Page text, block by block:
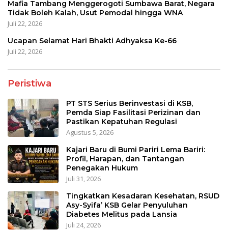
Mafia Tambang Menggerogoti Sumbawa Barat, Negara
Tidak Boleh Kalah, Usut Pemodal hingga WNA
Juli 22, 2026
Ucapan Selamat Hari Bhakti Adhyaksa Ke-66
Juli 22, 2026
Peristiwa
PT STS Serius Berinvestasi di KSB,
Pemda Siap Fasilitasi Perizinan dan
Pastikan Kepatuhan Regulasi
Agustus 5, 2026
Kajari Baru di Bumi Pariri Lema Bariri:
Profil, Harapan, dan Tantangan
Penegakan Hukum
Juli 31, 2026
Tingkatkan Kesadaran Kesehatan, RSUD
Asy-Syifa’ KSB Gelar Penyuluhan
Diabetes Melitus pada Lansia
Juli 24, 2026